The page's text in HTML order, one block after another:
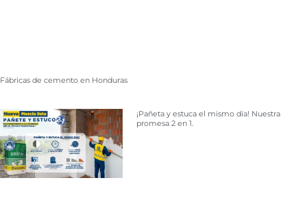
Fábricas de cemento en Honduras
¡Pañeta y estuca el mismo día! Nuestra
promesa 2 en 1.